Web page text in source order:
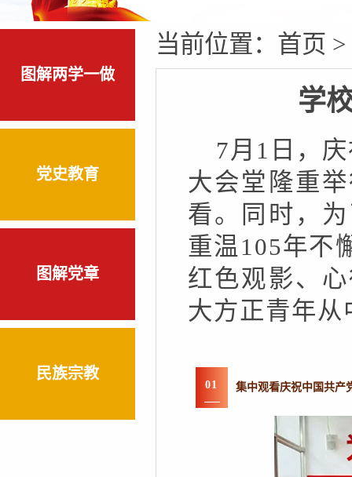
图解两学一做
党史教育
图解党章
民族宗教
当前位置： 首页 >
学
7月1日，
大会堂隆重
看。同时，
重温105年不
红色观影、
大方正青年
01 集中观看庆祝中国共产